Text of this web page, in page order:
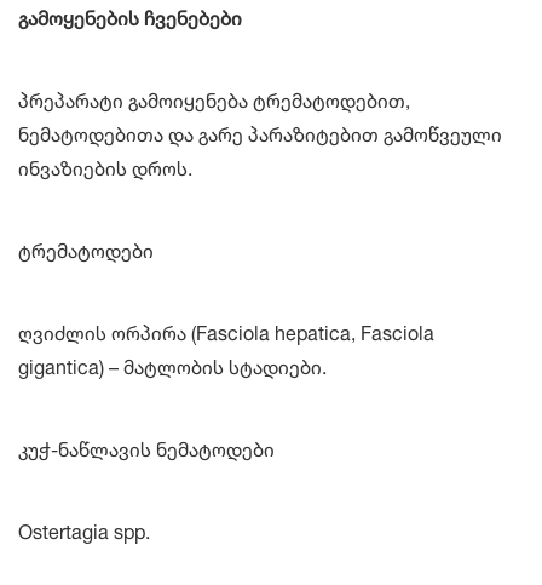
გამოყენების ჩვენებები
პრეპარატი გამოიყენება ტრემატოდებით,
ნემატოდებითა და გარე პარაზიტებით გამოწვეული
ინვაზიების დროს.
ტრემატოდები
ღვიძლის ორპირა (Fasciola hepatica, Fasciola
gigantica) – მატლობის სტადიები.
კუჭ-ნაწლავის ნემატოდები
Ostertagia spp.